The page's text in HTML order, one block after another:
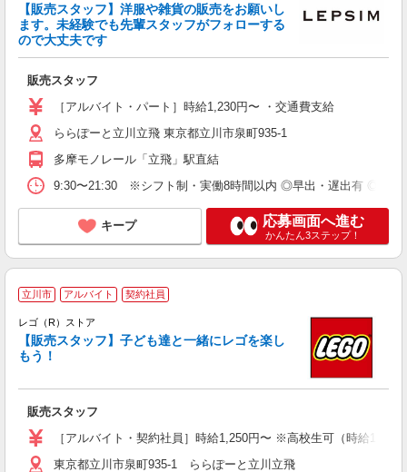
【販売スタッフ】洋服や雑貨の販売をお願いし
ます。未経験でも先輩スタッフがフォローする
ので大丈夫です
販売スタッフ
［アルバイト・パート］時給1,230円〜 ・交通費支給
ららぽーと立川立飛 東京都立川市泉町935-1
多摩モノレール「立飛」駅直結
9:30〜21:30 ※シフト制・実働8時間以内 ◎早出・遅出有 ◎時間
キープ 応募画面へ進む
かんたん3ステップ！
立川市 アルバイト 契約社員
レゴ（R）ストア
【販売スタッフ】子ども達と一緒にレゴを楽し
もう！
販売スタッフ
［アルバイト・契約社員］時給1,250円〜 ※高校生可（時給1,230
東京都立川市泉町935-1 ららぽーと立川立飛